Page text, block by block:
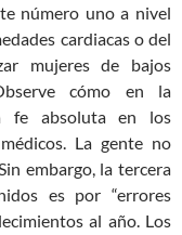
número uno a nivel
cardiacas o del
mujeres de bajos
cómo en la
fe absoluta en los
La gente no
embargo, la tercera
es por “errores
al año. Los